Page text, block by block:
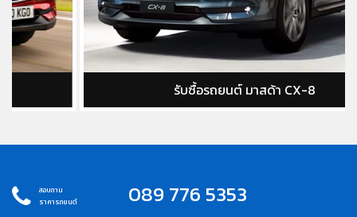
รับซื้อรถยนต์ มาสด้า CX-8
สอบถาม
ราคารถยนต์
089 776 5353